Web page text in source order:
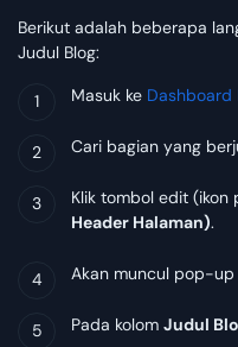
Berikut adalah beberapa
Judul Blog:
Masuk ke Dashboard
Cari bagian yang
Klik tombol edit (ikon
Header Halaman).
Akan muncul pop-up
Pada kolom Judul